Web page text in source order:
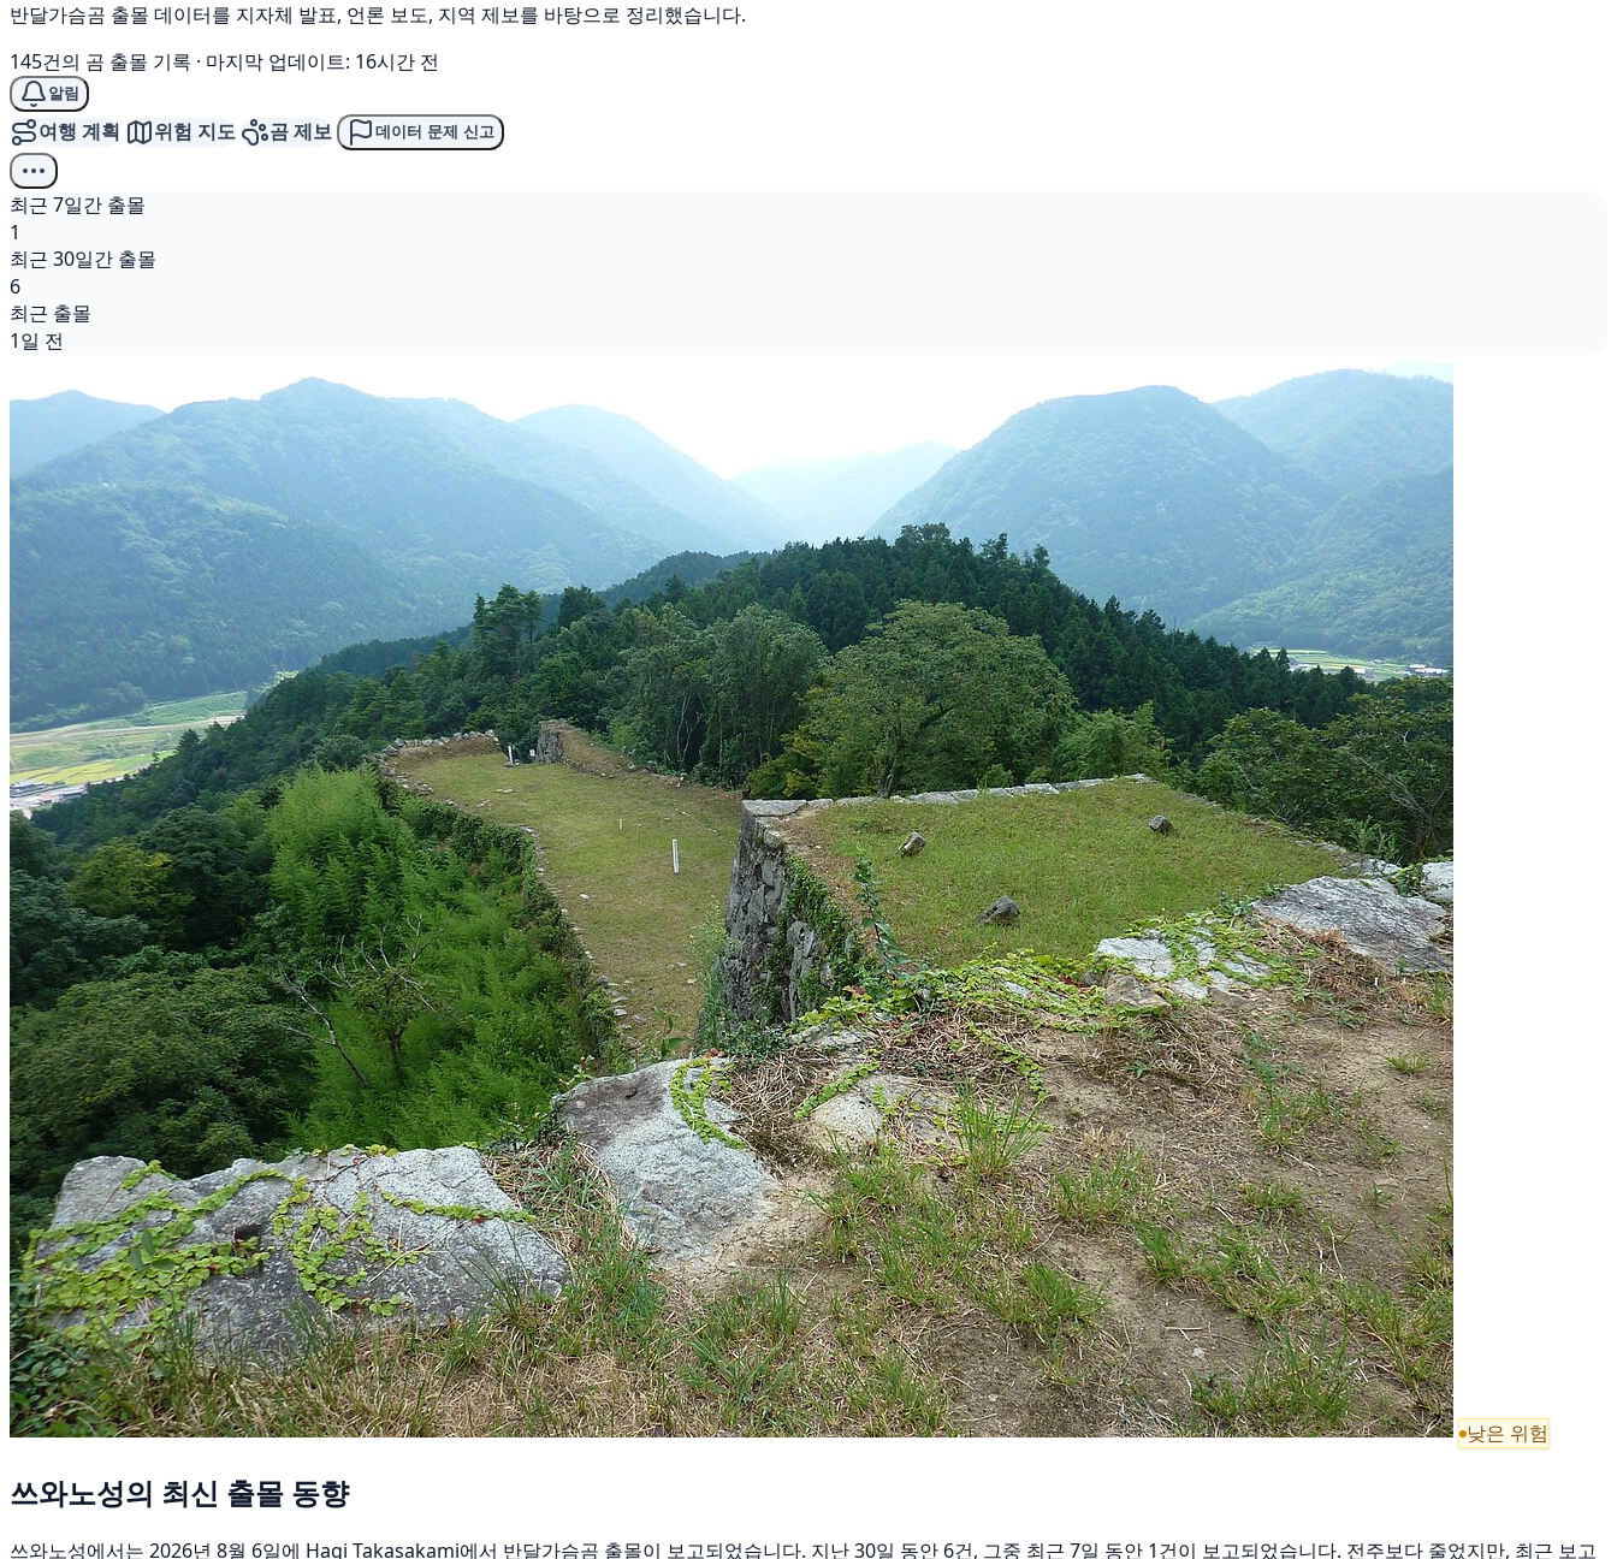
반달가슴곰 출몰 데이터를 지자체 발표, 언론 보도, 지역 제보를 바탕으로 정리했습니다.
145건의 곰 출몰 기록 · 마지막 업데이트: 16시간 전
알림
여행 계획 위험 지도 곰 제보 데이터 문제 신고
최근 7일간 출몰
1
최근 30일간 출몰
6
최근 출몰
1일 전
낮은 위험
쓰와노성의 최신 출몰 동향
쓰와노성에서는 2026년 8월 6일에 Hagi Takasakami에서 반달가슴곰 출몰이 보고되었습니다. 지난 30일 동안 6건, 그중 최근 7일 동안 1건이 보고되었습니다. 전주보다 줄었지만, 최근 보고